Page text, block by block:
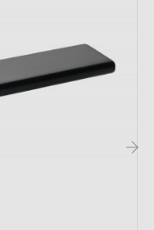
France, 8x8 mm